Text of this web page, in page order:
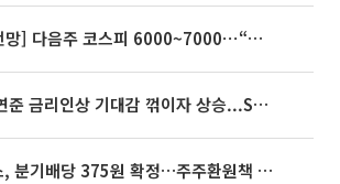
[주간증시전망] 다음주 코스피 6000~7000⋯“外人 수급은 정책이 변수”
뉴욕증시, 연준 금리인상 기대감 꺾이자 상승...S&P500 사상 최고치 [종합]
SK하이닉스, 분기배당 375원 확정…주주환원책 9월로 앞당겨 발표